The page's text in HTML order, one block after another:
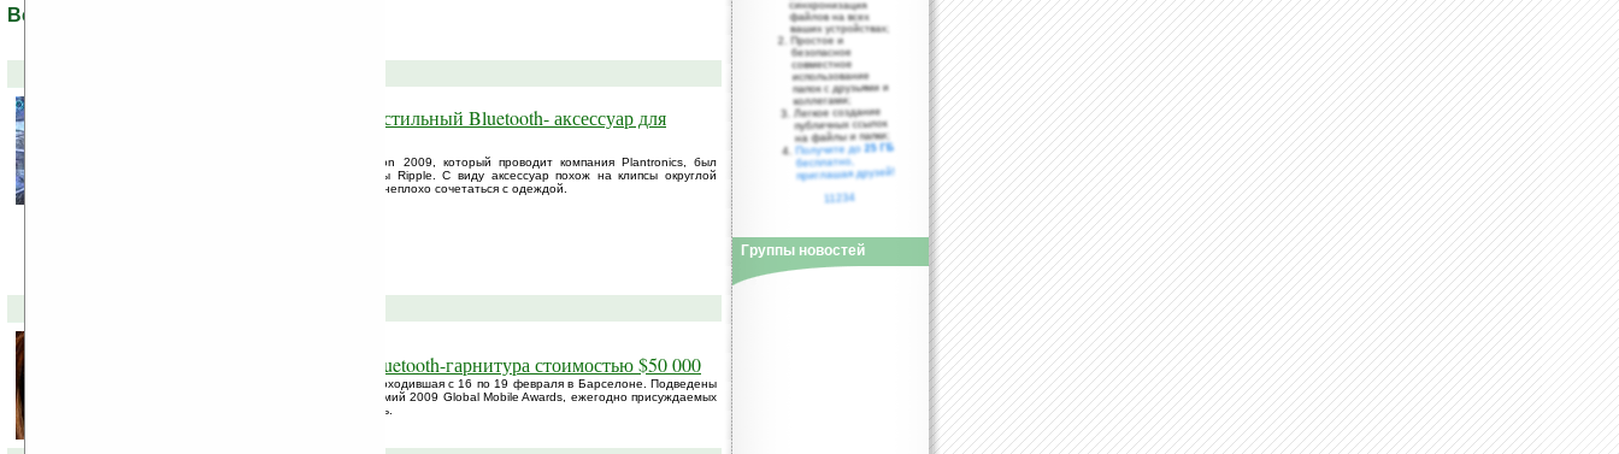
Все новости по теме: «Plantronics»
Plantronics Ripple — будущий стильный Bluetooth- аксессуар для
На конкурсе Sound Innovation Competition 2009, который проводит компания Plantronics, был
представлен концепт Bluetooth-гарнитуры Ripple. С виду аксессуар похож на клипсы округлой
формы. Таким образом, гарнитура будет неплохо сочетаться с одеждой.
Plantronics Discovery 925 — Bluetooth-гарнитура стоимостью $50 000
Подошла к концу выставка MWC 2009, проходившая с 16 по 19 февраля в Барселоне. Подведены
итоги и оглашён список победителей премий 2009 Global Mobile Awards, ежегодно присуждаемых
ассоциацией GSMA. Как и предполагалось.
синхронизация
файлов на всех
ваших устройствах;
Простое и
безопасное
совместное
использование
папок с друзьями и
коллегами;
Легкое создание
публичных ссылок
на файлы и папки;
Получите до25 ГБ
бесплатно,
приглашая друзей!
11234
Группы новостей